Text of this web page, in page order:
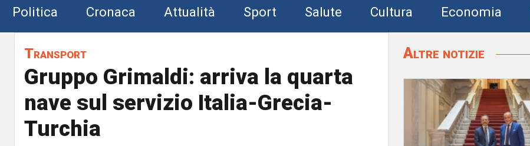
Politica Cronaca Attualità Sport Salute Cultura Economia
Transport
Gruppo Grimaldi: arriva la quarta
nave sul servizio Italia-Grecia-
Turchia
Altre notizie